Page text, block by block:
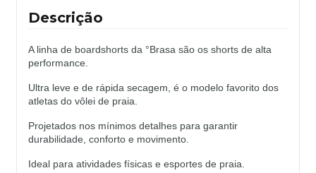
Descrição
A linha de boardshorts da °Brasa são os shorts de alta
performance.
Ultra leve e de rápida secagem, é o modelo favorito dos
atletas do vôlei de praia.
Projetados nos mínimos detalhes para garantir
durabilidade, conforto e movimento.
Ideal para atividades físicas e esportes de praia.